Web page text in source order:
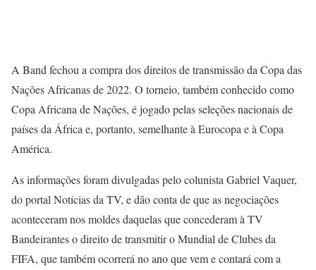
A Band fechou a compra dos direitos de transmissão da Copa das
Nações Africanas de 2022. O torneio, também conhecido como
Copa Africana de Nações, é jogado pelas seleções nacionais de
países da África e, portanto, semelhante à Eurocopa e à Copa
América.
As informações foram divulgadas pelo colunista Gabriel Vaquer,
do portal Notícias da TV, e dão conta de que as negociações
aconteceram nos moldes daquelas que concederam à TV
Bandeirantes o direito de transmitir o Mundial de Clubes da
FIFA, que também ocorrerá no ano que vem e contará com a